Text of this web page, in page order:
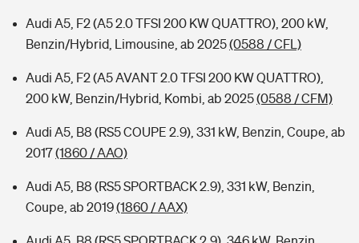
Audi A5, F2 (A5 2.0 TFSI 200 KW QUATTRO), 200 kW,
Benzin/Hybrid, Limousine, ab 2025(0588 / CFL)
Audi A5, F2 (A5 AVANT 2.0 TFSI 200 KW QUATTRO),
200 kW, Benzin/Hybrid, Kombi, ab 2025(0588 / CFM)
Audi A5, B8 (RS5 COUPE 2.9), 331 kW, Benzin, Coupe, ab
2017(1860 / AAO)
Audi A5, B8 (RS5 SPORTBACK 2.9), 331 kW, Benzin,
Coupe, ab 2019(1860 / AAX)